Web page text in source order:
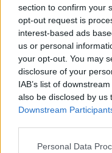
section to confirm your
opt-out request is
interest-based ads
us or personal
your opt-out. You may
disclosure of your
IAB’s list of
also be disclosed by us
Downstream
Please note that this
Personal Data